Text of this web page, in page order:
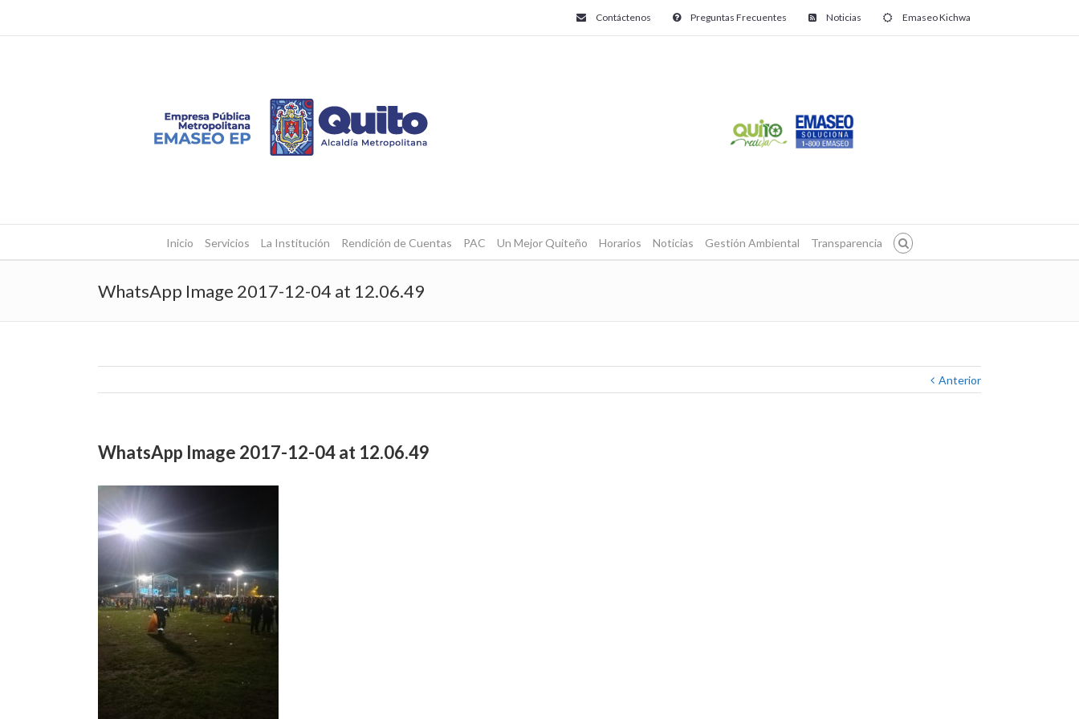
Contáctenos Preguntas Frecuentes Noticias Emaseo Kichwa
Inicio Servicios La Institución Rendición de Cuentas PAC Un Mejor Quiteño Horarios Noticias Gestión Ambiental Transparencia
WhatsApp Image 2017-12-04 at 12.06.49
Anterior
WhatsApp Image 2017-12-04 at 12.06.49